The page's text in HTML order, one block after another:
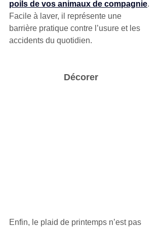
poils de vos animaux de compagnie.
Facile à laver, il représente une
barrière pratique contre l’usure et les
accidents du quotidien.
Décorer
Enfin, le plaid de printemps n’est pas